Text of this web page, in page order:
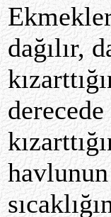
dağılır,